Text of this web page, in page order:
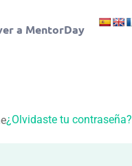
a MentorDay
¿Olvidaste tu contraseña?